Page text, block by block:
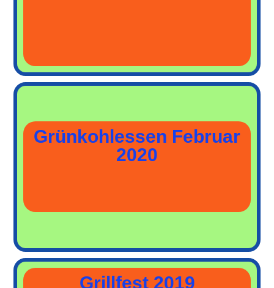
Grünkohlessen Februar
2020
Grillfest 2019